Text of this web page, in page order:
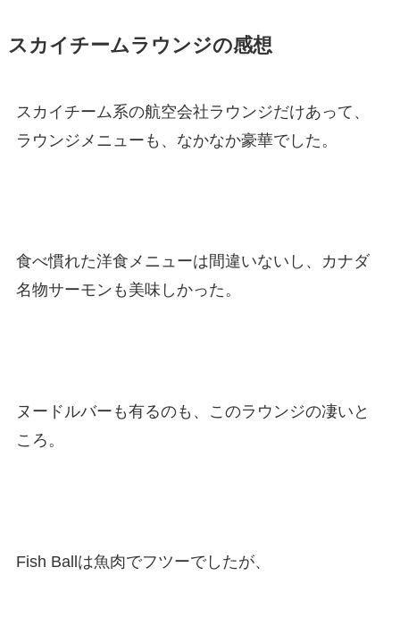
スカイチームラウンジの感想
スカイチーム系の航空会社ラウンジだけあって、
ラウンジメニューも、なかなか豪華でした。
食べ慣れた洋食メニューは間違いないし、カナダ
名物サーモンも美味しかった。
ヌードルバーも有るのも、このラウンジの凄いと
ころ。
Fish Ballは魚肉でフツーでしたが、